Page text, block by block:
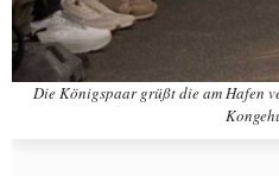
Die Königspaar grüßt die am Hafen